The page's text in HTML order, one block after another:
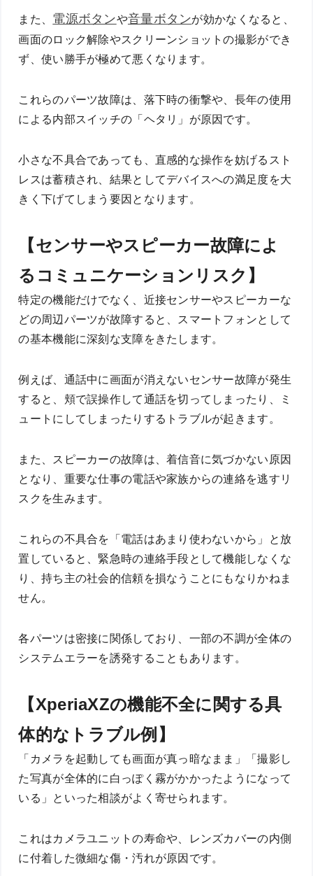
また、 電源ボタンや音量ボタンが効かなくなると、
画面のロック解除やスクリーンショットの撮影ができ
ず、使い勝手が極めて悪くなります。
これらのパーツ故障は、落下時の衝撃や、長年の使用
による内部スイッチの「ヘタリ」が原因です。
小さな不具合であっても、直感的な操作を妨げるスト
レスは蓄積され、結果としてデバイスへの満足度を大
きく下げてしまう要因となります。
【センサーやスピーカー故障によ
るコミュニケーションリスク】
特定の機能だけでなく、近接センサーやスピーカーな
どの周辺パーツが故障すると、スマートフォンとして
の基本機能に深刻な支障をきたします。
例えば、通話中に画面が消えないセンサー故障が発生
すると、頬で誤操作して通話を切ってしまったり、ミ
ュートにしてしまったりするトラブルが起きます。
また、スピーカーの故障は、着信音に気づかない原因
となり、重要な仕事の電話や家族からの連絡を逃すリ
スクを生みます。
これらの不具合を「電話はあまり使わないから」と放
置していると、緊急時の連絡手段として機能しなくな
り、持ち主の社会的信頼を損なうことにもなりかねま
せん。
各パーツは密接に関係しており、一部の不調が全体の
システムエラーを誘発することもあります。
【XperiaXZの機能不全に関する具
体的なトラブル例】
「カメラを起動しても画面が真っ暗なまま」「撮影し
た写真が全体的に白っぽく霧がかかったようになって
いる」といった相談がよく寄せられます。
これはカメラユニットの寿命や、レンズカバーの内側
に付着した微細な傷・汚れが原因です。